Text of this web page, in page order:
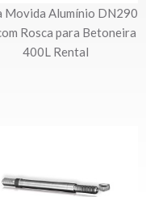
Movida Alumínio DN290
Rosca para Betoneira
400L Rental